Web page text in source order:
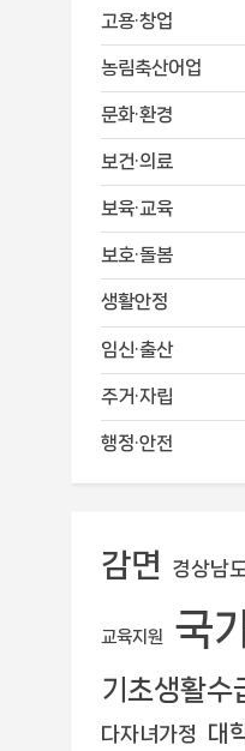
고용·창업
농림축산어업
문화·환경
보건·의료
보육·교육
보호·돌봄
생활안정
임신·출산
주거·자립
행정·안전
감면 경상남도
교육지원 국
기초생활수
다자녀가정 대